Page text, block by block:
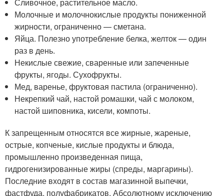
Молочные и молочнокислые продукты пониженной
жирности, ограниченно — сметана.
Яйца. Полезно употребление белка, желток — один
раз в день.
Некислые свежие, сваренные или запеченные
фрукты, ягоды. Сухофрукты.
Мед, варенье, фруктовая пастила (ограниченно).
Некрепкий чай, настой ромашки, чай с молоком,
настой шиповника, кисели, компоты.
К запрещенным относятся все жирные, жареные,
острые, копченые, кислые продукты и блюда,
промышленно произведенная пища,
гидрогенизированные жиры (спреды, маргарины).
Последние входят в состав магазинной выпечки,
фастфуда, полуфабрикатов. Абсолютному исключению